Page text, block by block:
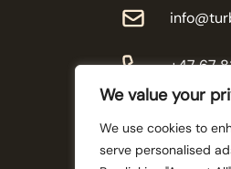
We value your
We use cookies to
serve personalised
+47 67